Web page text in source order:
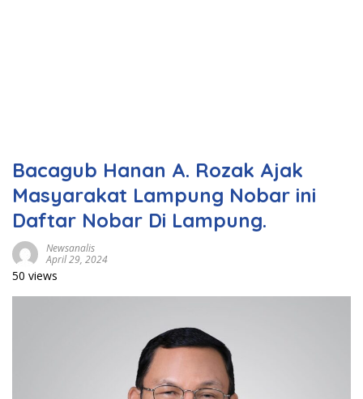
Bacagub Hanan A. Rozak Ajak
Masyarakat Lampung Nobar ini
Daftar Nobar Di Lampung.
Newsanalis
April 29, 2024
50 views